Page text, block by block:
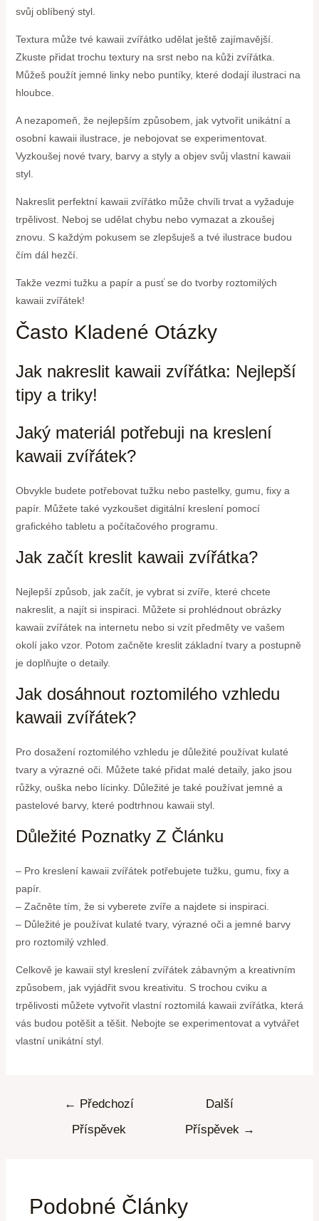
svůj oblíbený styl.
Textura může tvé kawaii zvířátko udělat ještě zajímavější.
Zkuste přidat trochu textury na srst nebo na kůži zvířátka.
Můžeš použít jemné linky nebo puntíky, které dodají ilustraci na
hloubce.
A nezapomeň, že nejlepším způsobem, jak vytvořit unikátní a
osobní kawaii ilustrace, je nebojovat se experimentovat.
Vyzkoušej nové tvary, barvy a styly a objev svůj vlastní kawaii
styl.
Nakreslit perfektní kawaii zvířátko může chvíli trvat a vyžaduje
trpělivost. Neboj se udělat chybu nebo vymazat a zkoušej
znovu. S každým pokusem se zlepšuješ a tvé ilustrace budou
čím dál hezčí.
Takže vezmi tužku a papír a pusť se do tvorby roztomilých
kawaii zvířátek!
Často Kladené Otázky
Jak nakreslit kawaii zvířátka: Nejlepší
tipy a triky!
Jaký materiál potřebuji na kreslení
kawaii zvířátek?
Obvykle budete potřebovat tužku nebo pastelky, gumu, fixy a
papír. Můžete také vyzkoušet digitální kreslení pomocí
grafického tabletu a počítačového programu.
Jak začít kreslit kawaii zvířátka?
Nejlepší způsob, jak začít, je vybrat si zvíře, které chcete
nakreslit, a najít si inspiraci. Můžete si prohlédnout obrázky
kawaii zvířátek na internetu nebo si vzít předměty ve vašem
okolí jako vzor. Potom začněte kreslit základní tvary a postupně
je doplňujte o detaily.
Jak dosáhnout roztomilého vzhledu
kawaii zvířátek?
Pro dosažení roztomilého vzhledu je důležité používat kulaté
tvary a výrazné oči. Můžete také přidat malé detaily, jako jsou
růžky, ouška nebo lícinky. Důležité je také používat jemné a
pastelové barvy, které podtrhnou kawaii styl.
Důležité Poznatky Z Článku
– Pro kreslení kawaii zvířátek potřebujete tužku, gumu, fixy a
papír.
– Začněte tím, že si vyberete zvíře a najdete si inspiraci.
– Důležité je používat kulaté tvary, výrazné oči a jemné barvy
pro roztomilý vzhled.
Celkově je kawaii styl kreslení zvířátek zábavným a kreativním
způsobem, jak vyjádřit svou kreativitu. S trochou cviku a
trpělivosti můžete vytvořit vlastní roztomilá kawaii zvířátka, která
vás budou potěšit a těšit. Nebojte se experimentovat a vytvářet
vlastní unikátní styl.
← Předchozí
Příspěvek
Další
Příspěvek →
Podobné Články